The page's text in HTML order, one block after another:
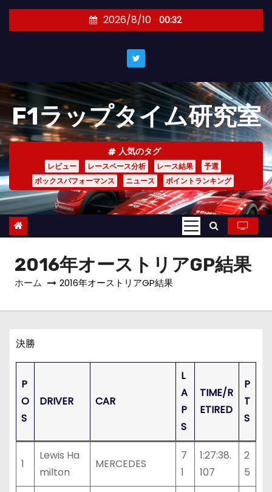
キ
ッ
プ
2026/8/10 00:32
F1ラップタイム研究室
人気のタグ
レビュー レースペース分析 レース結果
予選
ボックスパフォーマンス
ニュース ポイントランキング
2016年オーストリアGP結果
ホーム 2016年オーストリアGP結果
決勝
P
O
S
DRIVER CAR
L
A
P
S
TIME/R
ETIRED
P
T
S
1
Lewis Ha
milton
MERCEDES
7
1
1:27:38.
107
2
5